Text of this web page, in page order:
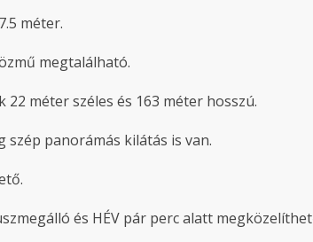
méter.
megtalálható.
méter széles és 163 méter hosszú.
szép panorámás kilátás is van.
és HÉV pár perc alatt